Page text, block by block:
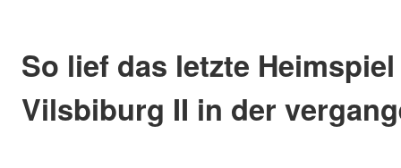
So lief das letzte
Vilsbiburg II in der